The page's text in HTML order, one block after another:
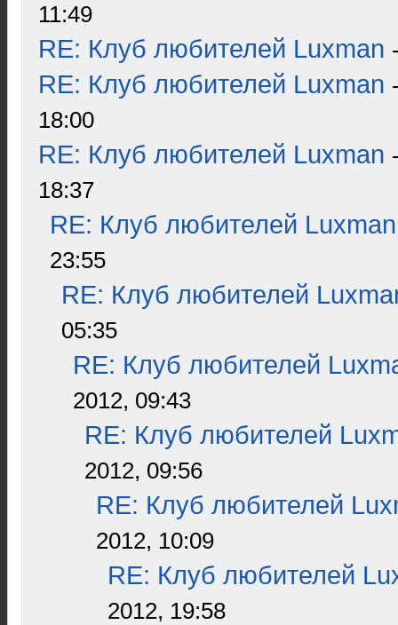
11:49
RE: Клуб любителей Luxman
RE: Клуб любителей Luxman
18:00
RE: Клуб любителей Luxman
18:37
RE: Клуб любителей Luxman
23:55
RE: Клуб любителей
05:35
RE: Клуб любителей
2012, 09:43
RE: Клуб любителей
2012, 09:56
RE: Клуб любителей
2012, 10:09
RE: Клуб любителей
2012, 19:58